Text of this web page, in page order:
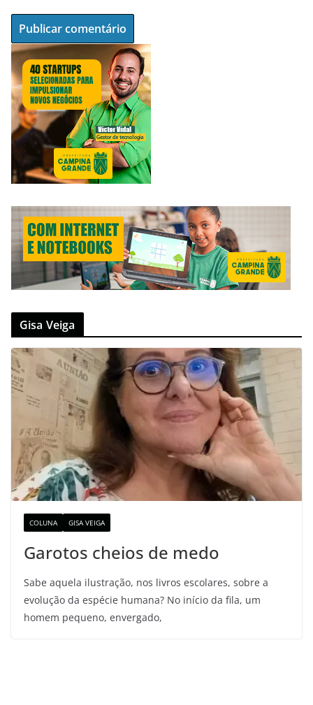
Gisa Veiga
COLUNA GISA VEIGA
Garotos cheios de medo
Sabe aquela ilustração, nos livros escolares, sobre a
evolução da espécie humana? No início da fila, um
homem pequeno, envergado,